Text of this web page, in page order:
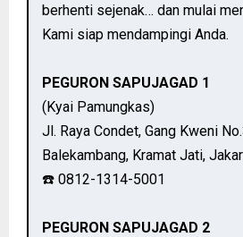
berhenti sejenak… dan mulai
Kami siap mendampingi Anda.
PEGURON SAPUJAGAD 1
(Kyai Pamungkas)
Jl. Raya Condet, Gang Kweni
Balekambang, Kramat Jati,
☎️ 0812-1314-5001
PEGURON SAPUJAGAD 2